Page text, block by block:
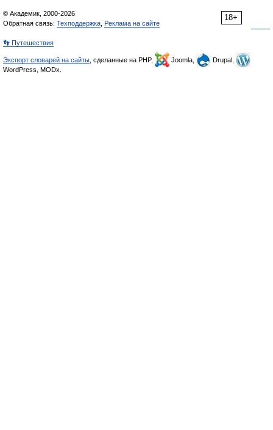
18+
© Академик, 2000-2026
Обратная связь: Техподдержка Реклама на сайте
👣 Путешествия
Экспорт словарей на сайты , сделанные на PHP, Joomla,
Drupal,
WordPress, MODx.